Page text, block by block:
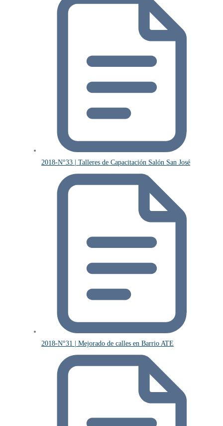
2018-N°33 | Talleres de Capacitación Salón San José
2018-N°31 | Mejorado de calles en Barrio ATE